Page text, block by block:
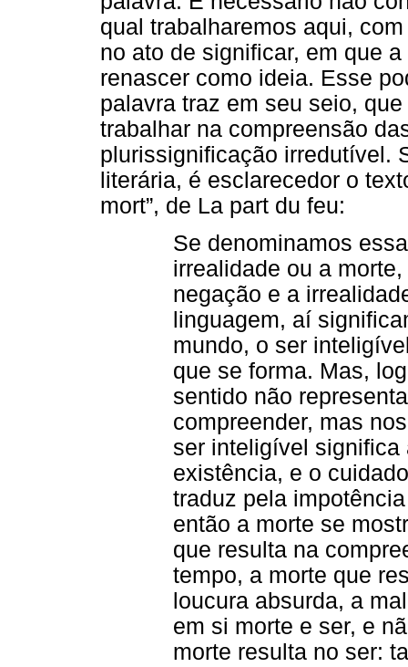
qual trabalharemos aqui,
no ato de significar, em que
renascer como ideia. Esse
palavra traz em seu seio,
trabalhar na compreensão
plurissignificação irredutível.
literária, é esclarecedor o
mort”, de La part du feu:
Se denominamos
irrealidade ou a
negação e a
linguagem, aí
mundo, o ser
que se forma. Mas,
sentido não
compreender, mas
ser inteligível significa
existência, e o
traduz pela
então a morte se
que resulta na
tempo, a morte que
loucura absurda, a
em si morte e ser, e
morte resulta no ser: